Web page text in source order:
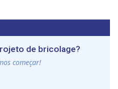
de bricolage?
começar!